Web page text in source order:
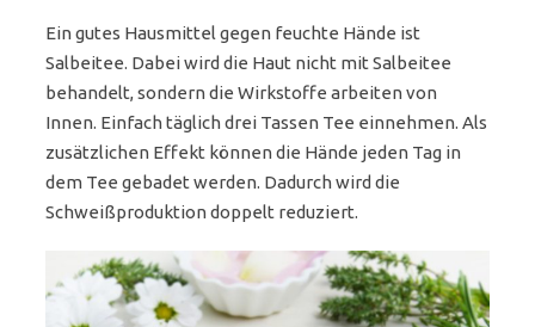
Ein gutes Hausmittel gegen feuchte Hände ist
Salbeitee. Dabei wird die Haut nicht mit Salbeitee
behandelt, sondern die Wirkstoffe arbeiten von
Innen. Einfach täglich drei Tassen Tee einnehmen. Als
zusätzlichen Effekt können die Hände jeden Tag in
dem Tee gebadet werden. Dadurch wird die
Schweißproduktion doppelt reduziert.